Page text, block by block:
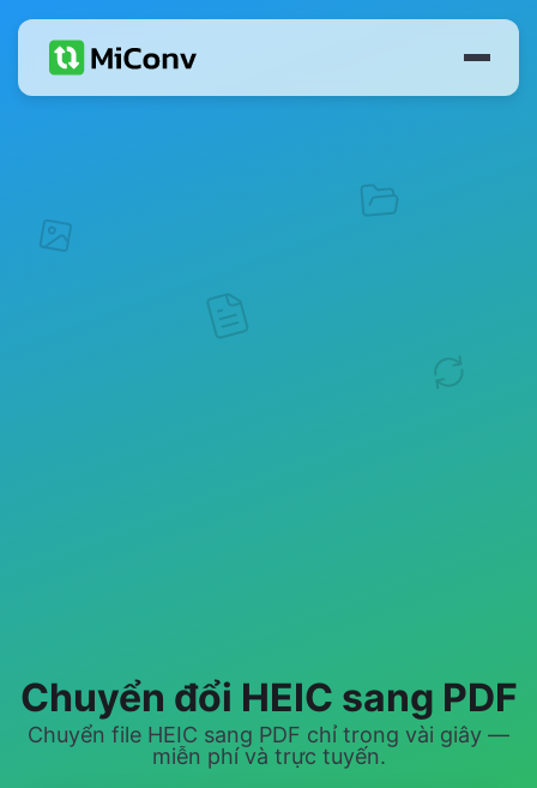
Chuyển đổi HEIC sang PDF
Chuyển file HEIC sang PDF chỉ trong vài giây —
miễn phí và trực tuyến.